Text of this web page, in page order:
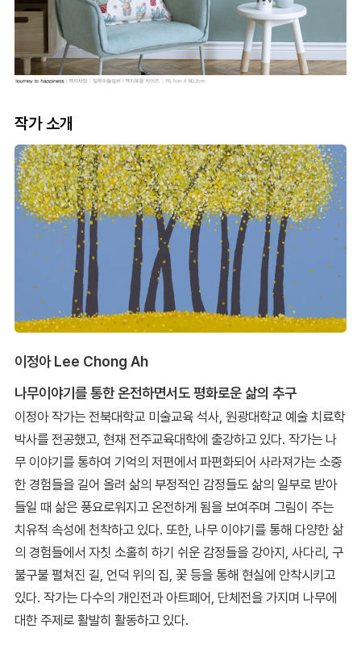
작가 소개
이정아 Lee Chong Ah
나무이야기를 통한 온전하면서도 평화로운 삶의 추구
이정아 작가는 전북대학교 미술교육 석사, 원광대학교 예술 치료학
박사를 전공했고, 현재 전주교육대학에 출강하고 있다. 작가는 나
무 이야기를 통하여 기억의 저편에서 파편화되어 사라져가는 소중
한 경험들을 길어 올려 삶의 부정적인 감정들도 삶의 일부로 받아
들일 때 삶은 풍요로워지고 온전하게 됨을 보여주며 그림이 주는
치유적 속성에 천착하고 있다. 또한, 나무 이야기를 통해 다양한 삶
의 경험들에서 자칫 소홀히 하기 쉬운 감정들을 강아지, 사다리, 구
불구불 펼쳐진 길, 언덕 위의 집, 꽃 등을 통해 현실에 안착시키고
있다. 작가는 다수의 개인전과 아트페어, 단체전을 가지며 나무에
대한 주제로 활발히 활동하고 있다.